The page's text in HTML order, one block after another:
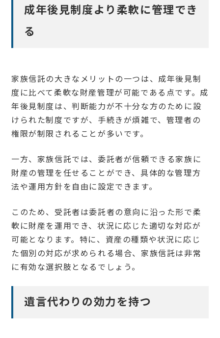
成年後見制度より柔軟に管理でき
る
家族信託の大きなメリットの一つは、成年後見制
度に比べて柔軟な財産管理が可能である点です。成
年後見制度は、判断能力が不十分な方のために設
けられた制度ですが、手続きが煩雑で、管理者の
権限が制限されることが多いです。
一方、家族信託では、委託者が信頼できる家族に
財産の管理を任せることができ、具体的な管理方
法や運用方針を自由に設定できます。
このため、受託者は委託者の意向に沿った形で柔
軟に財産を運用でき、状況に応じた適切な対応が
可能となります。特に、資産の種類や状況に応じ
た個別の対応が求められる場合、家族信託は非常
に有効な選択肢となるでしょう。
遺言代わりの効力を持つ